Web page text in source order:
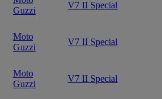
Guzzi
V7 II Special
Moto
Guzzi
V7 II Special
Moto
Guzzi
V7 II Special